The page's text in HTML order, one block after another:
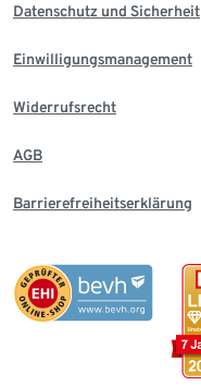
Datenschutz und Sicherheit
Einwilligungsmanagement
Widerrufsrecht
AGB
Barrierefreiheitserklärung